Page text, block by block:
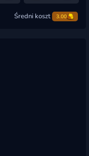
Średni koszt 3.00